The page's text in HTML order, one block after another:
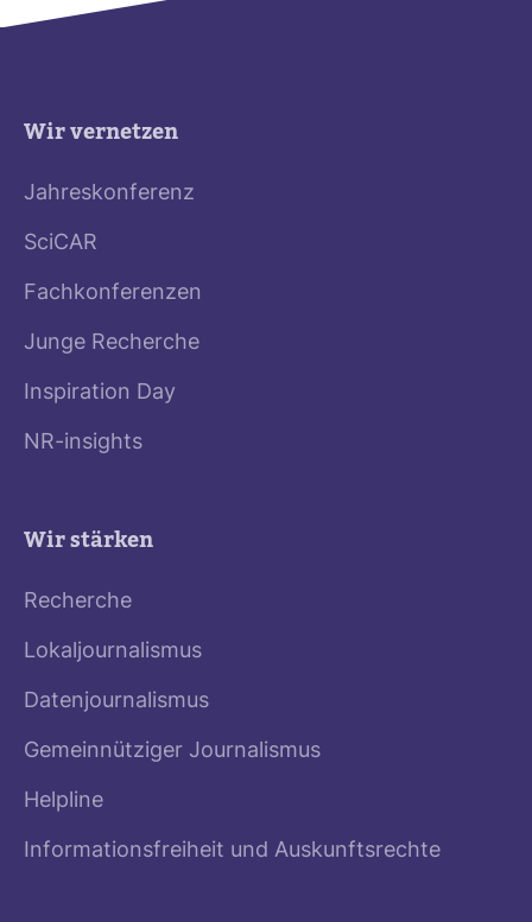
Wir vernetzen
Jahreskonferenz
SciCAR
Fachkonferenzen
Junge Recherche
Inspiration Day
NR-insights
Wir stärken
Recherche
Lokaljournalismus
Datenjournalismus
Gemeinnütziger Journalismus
Helpline
Informationsfreiheit und Auskunftsrechte